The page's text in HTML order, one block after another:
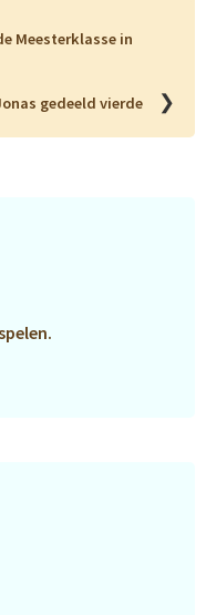
Meesterklasse in
gedeeld vierde
❯